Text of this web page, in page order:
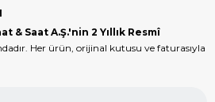
& Saat A.Ş.'nin 2 Yıllık Resmî
Her ürün, orijinal kutusu ve faturasıyla